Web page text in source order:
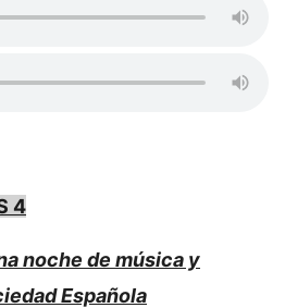
4
noche de música y
Española